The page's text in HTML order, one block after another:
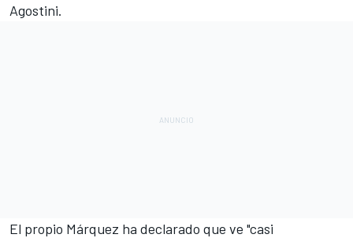
Agostini.
El propio Márquez ha declarado que ve "casi